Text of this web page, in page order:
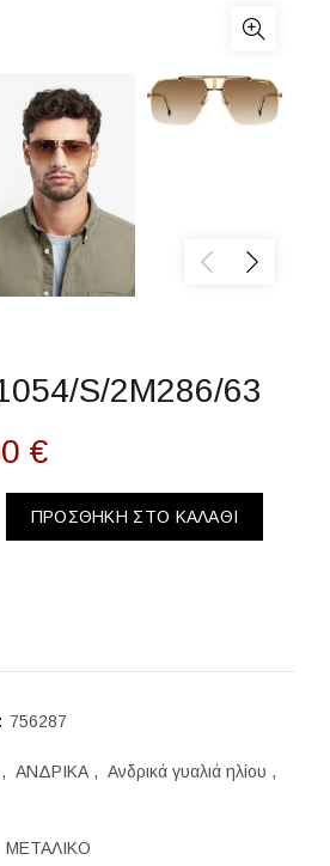
S/2M286/63
€Η
τρέχουσα
ΠΡΟΣΘΉΚΗ ΣΤΟ ΚΑΛΆΘΙ
756287
, ΑΝΔΡΙΚΑ , Ανδρικά γυαλιά ηλίου ,
ΜΕΤΑΛΙΚΟ